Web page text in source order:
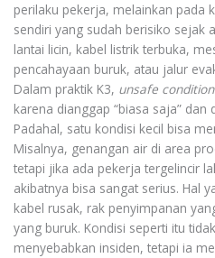
perilaku pekerja, melainkan pada
sendiri yang sudah berisiko sejak
lantai licin, kabel listrik terbuka,
pencahayaan buruk, atau jalur
Dalam praktik K3, unsafe condition
karena dianggap “biasa saja”
Padahal, satu kondisi kecil bisa
Misalnya, genangan air di area
tetapi jika ada pekerja tergelincir
akibatnya bisa sangat serius. Hal
kabel rusak, rak penyimpanan
yang buruk. Kondisi seperti itu
menyebabkan insiden, tetapi ia